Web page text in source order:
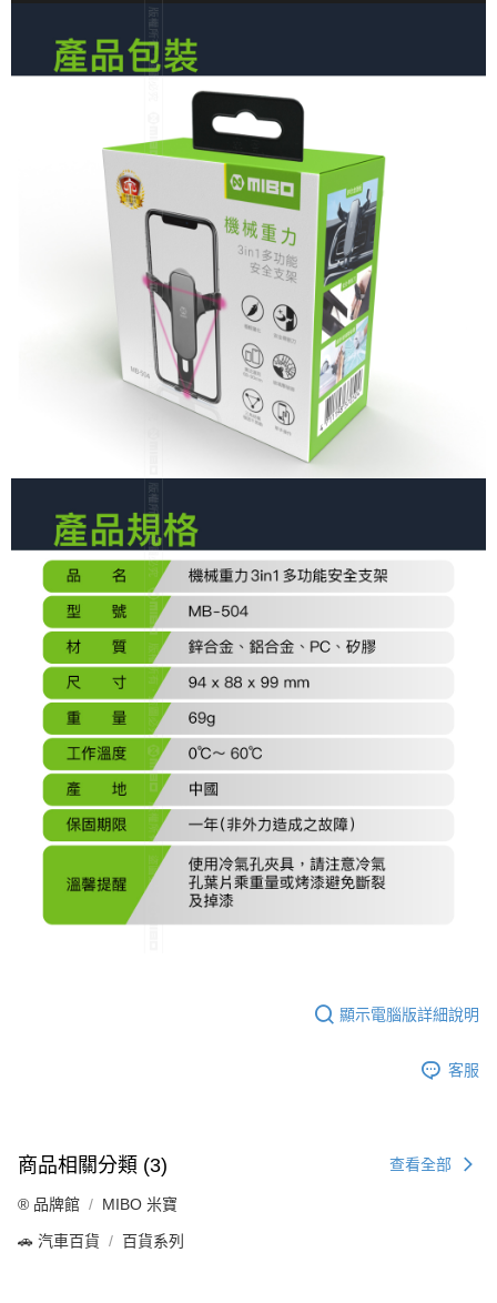
顯示電腦版詳細說明
客服
商品相關分類 (3) 查看全部
®️ 品牌館 MIBO 米寶
🚗 汽車百貨 百貨系列